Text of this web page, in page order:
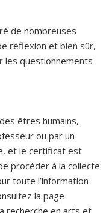
de nombreuses
réflexion et bien sûr,
les questionnements
êtres humains,
ou par un
et le certificat est
procéder à la collecte
toute l’information
la page
recherche en arts et